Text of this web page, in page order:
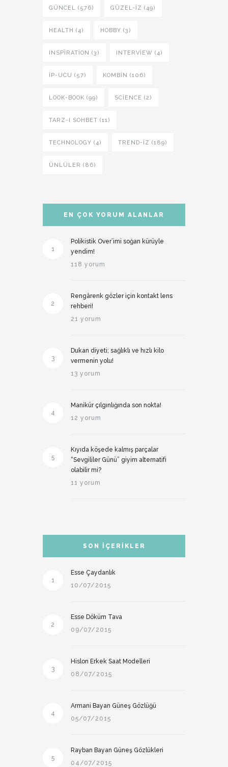
GÜNCEL (576) GÜZEL-IZ (49)
HEALTH (4) HOBBY (3)
INSPIRATION (3) INTERVIEW (4)
İP-UCU (57) KOMBIN (106)
LOOK-BOOK (99) SCIENCE (2)
TARZ-I SOHBET (11)
TECHNOLOGY (4) TREND-IZ (189)
ÜNLÜLER (86)
EN ÇOK YORUM ALANLAR
1
Polikistik Over’imi soğan kürüyle
yendim!
118 yorum
2
Rengârenk gözler için kontakt lens
rehberi!
21 yorum
3
Dukan diyeti; sağlıklı ve hızlı kilo
vermenin yolu!
13 yorum
4
Manikür çılgınlığında son nokta!
12 yorum
5
Kıyıda köşede kalmış parçalar
“Sevgililer Günü” giyim alternatifi
olabilir mi?
11 yorum
SON İÇERIKLER
1
Esse Çaydanlık
10/07/2015
2
Esse Döküm Tava
09/07/2015
3
Hislon Erkek Saat Modelleri
08/07/2015
4
Armani Bayan Güneş Gözlüğü
05/07/2015
5
Rayban Bayan Güneş Gözlükleri
04/07/2015